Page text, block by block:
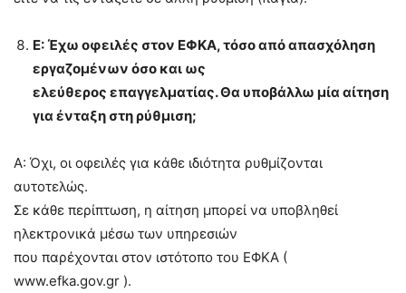
Ε: Έχω οφειλές στον ΕΦΚΑ, τόσο από απασχόληση
εργαζομένων όσο και ως
ελεύθερος επαγγελματίας. Θα υποβάλλω μία αίτηση
για ένταξη στη ρύθμιση;
Α: Όχι, οι οφειλές για κάθε ιδιότητα ρυθμίζονται
αυτοτελώς.
Σε κάθε περίπτωση, η αίτηση μπορεί να υποβληθεί
ηλεκτρονικά μέσω των υπηρεσιών
που παρέχονται στον ιστότοπο του ΕΦΚΑ (
www.efka.gov.gr ).